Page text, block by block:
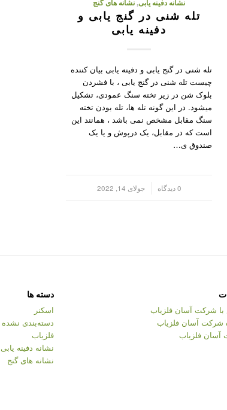
نشانه دفینه یابی,نشانه های گنج
تله شنی در گنج یابی و
دفینه یابی
تله شنی در گنج یابی و دفینه یابی بیان کننده
چیست تله شنی در گنج یابی ، با فشردن
بلوک شن در زیر تخته سنگ عمودی، تشکیل
میشود. در این گونه تله ها، تله بودن تخته
سنگ مقابل مشخص نمی باشد ، همانند این
است که در مقابل، یک درپوش و یا یک
صندوق ی…
0 دیدگاه جولای 14, 2022
شرکت آسان فلزیاب
شرکت آسان فلزیاب
فلزیاب
دسته ها
اسکنر
دسته‌بندی نشده
فلزیاب
نشانه دفینه یابی
نشانه های گنج